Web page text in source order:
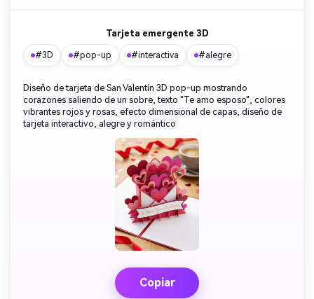
Tarjeta emergente 3D
#3D #pop-up #interactiva #alegre
Diseño de tarjeta de San Valentín 3D pop-up mostrando
corazones saliendo de un sobre, texto "Te amo esposo", colores
vibrantes rojos y rosas, efecto dimensional de capas, diseño de
tarjeta interactivo, alegre y romántico
Copiar